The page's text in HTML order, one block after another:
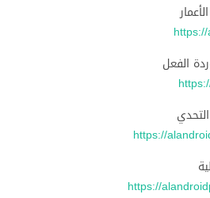
الفعل
https://
https://